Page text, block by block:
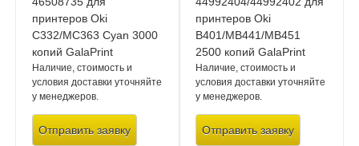
Наличие, стоимость и
условия доставки уточняйте
у менеджеров.
Отправить заявку
Наличие, стоимость и
условия доставки уточняйте
у менеджеров.
Отправить заявку